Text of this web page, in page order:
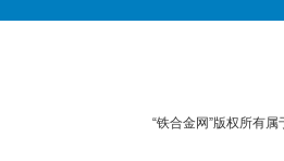
“铁合金网”版权所有